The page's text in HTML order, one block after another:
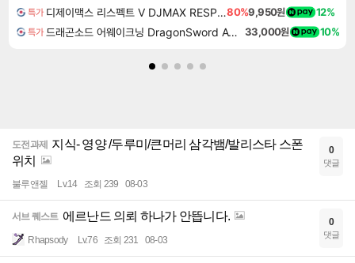
특가 디제이맥스 리스펙트 V DJMAX RESPECT V80%9,950원 12%
특가 드래곤소드 어웨이크닝 DragonSword Awakening 33,000원 10%
도전과제
지식- 영양 /두루미/큰머리 삼각뱀/발리스타 스폰
위치
불루앤젤 Lv.14 조회 239 08-03
0
댓글
서브 퀘스트 에르난드 의뢰 하나가 안뜹니다.
Rhapsody Lv.76 조회 231 08-03
0
댓글